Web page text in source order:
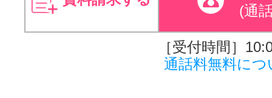
(通
［受付時間］
通話料無料につ